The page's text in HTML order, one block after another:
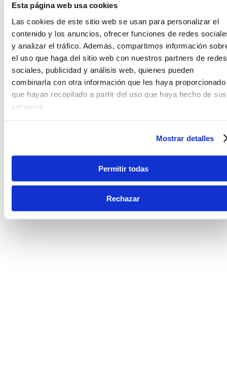
Esta página web usa cookies
Las cookies de este sitio web se usan para personalizar el
contenido y los anuncios, ofrecer funciones de redes
y analizar el tráfico. Además, compartimos información
el uso que haga del sitio web con nuestros partners de redes
sociales, publicidad y análisis web, quienes pueden
combinarla con otra información que les haya proporcionado
que hayan recopilado a partir del uso que haya hecho de sus
servicios.
Mostrar detalles
Permitir todas
Rechazar
No encontramos la página que estas
buscando. Porfavor verifica los carácteres en el
buscador o visita alguna de nuestras
secciones.